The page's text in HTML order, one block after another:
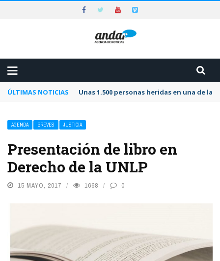
ÚLTIMAS NOTICIAS Unas 1.500 personas heridas en una de
AGENDA BREVES JUSTICIA
Presentación de libro en
Derecho de la UNLP
15 MAYO, 2017 1668 0